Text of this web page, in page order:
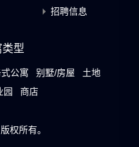
招聘信息
类型
公寓 别墅/房屋
土地
园
商店
权所有。